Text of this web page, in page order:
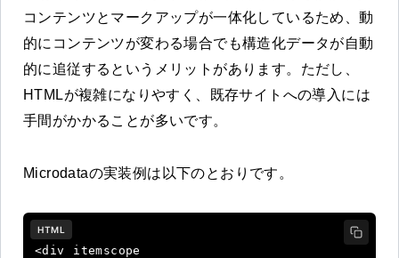
コンテンツとマークアップが一体化しているため、動
的にコンテンツが変わる場合でも構造化データが自動
的に追従するというメリットがあります。ただし、
HTMLが複雑になりやすく、既存サイトへの導入には
手間がかかることが多いです。
Microdataの実装例は以下のとおりです。
HTML
<div itemscope